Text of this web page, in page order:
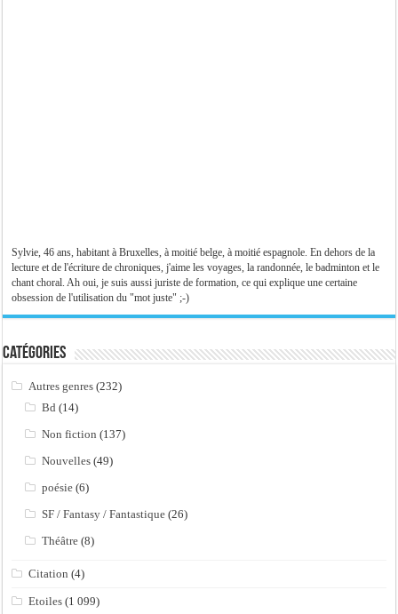
Sylvie, 46 ans, habitant à Bruxelles, à moitié belge, à moitié espagnole. En dehors de la
lecture et de l'écriture de chroniques, j'aime les voyages, la randonnée, le badminton et le
chant choral. Ah oui, je suis aussi juriste de formation, ce qui explique une certaine
obsession de l'utilisation du "mot juste" ;-)
Catégories
Autres genres (232)
Bd (14)
Non fiction (137)
Nouvelles (49)
poésie (6)
SF / Fantasy / Fantastique (26)
Théâtre (8)
Citation (4)
Etoiles (1 099)